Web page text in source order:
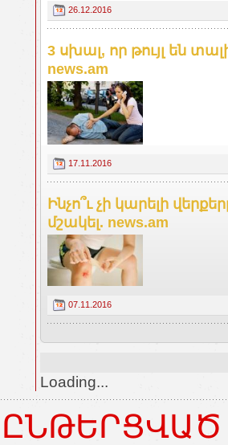
26.12.2016
3 սխալ, որ թույլ են
news.am
17.11.2016
Ինչո՞ւ չի կարելի
մշակել. news.am
07.11.2016
Loading...